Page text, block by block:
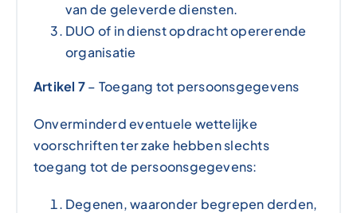
van de geleverde diensten.
DUO of in dienst opdracht opererende
organisatie
Artikel 7– Toegang tot persoonsgegevens
Onverminderd eventuele wettelijke
voorschriften ter zake hebben slechts
toegang tot de persoonsgegevens:
Degenen, waaronder begrepen derden,